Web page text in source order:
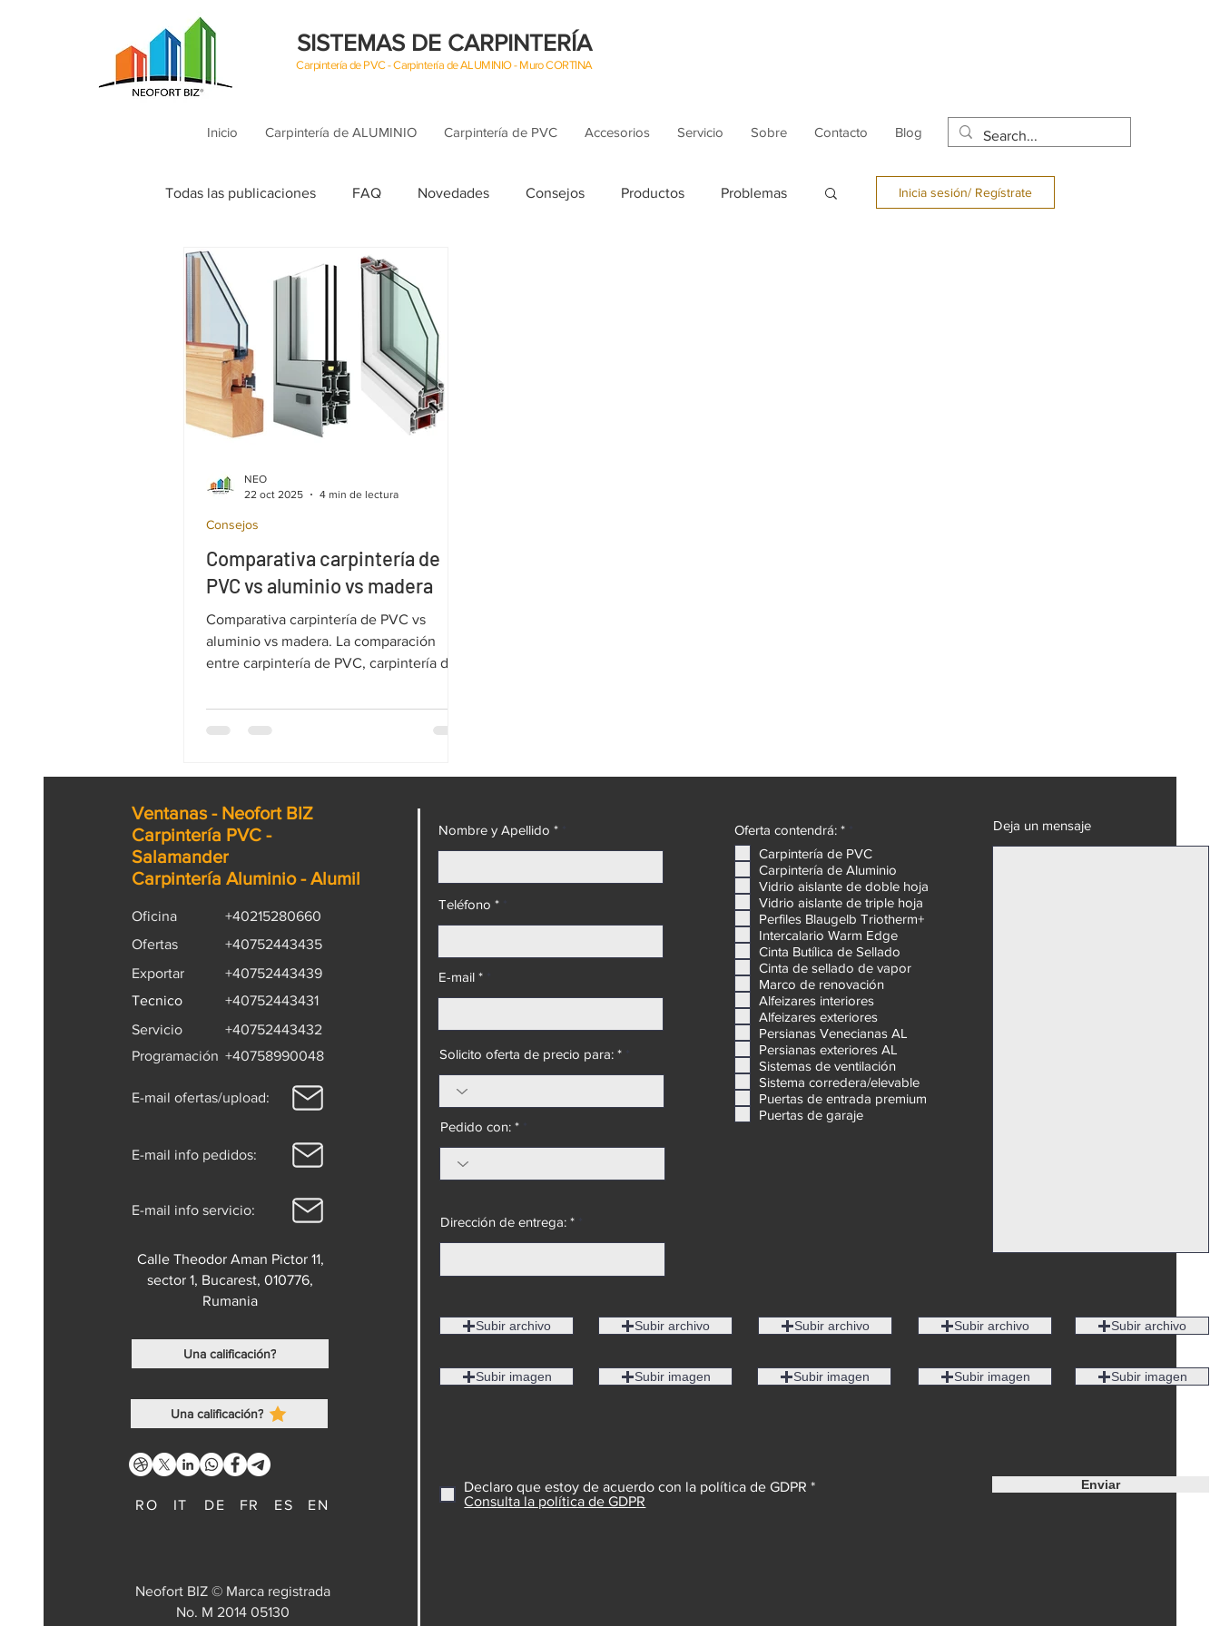
SISTEMAS DE CARPINTERÍA
Carpintería de PVC - Carpintería de ALUMINIO - Muro CORTINA
Inicio Carpintería de ALUMINIO Carpintería de PVC Accesorios Servicio Sobre Contacto Blog
Todas las publicaciones FAQ Novedades Consejos Productos Problemas Inicia sesión/ Regístrate
Comparativa carpintería de
PVC vs aluminio vs madera
Comparativa carpintería de PVC vs
aluminio vs madera. La comparación
entre carpintería de PVC, carpintería de
absolutamente clave para tomar una
decisión informada cuando hablamos de
específicas, que detallaré a continuación,
usando cifras e indicadores relevantes.
Consejos
NEO
22 oct 2025
4 min de lectura
Ventanas - Neofort BIZ
Carpintería PVC -
Salamander
Carpintería Aluminio - Alumil
Oficina
+40215280660
Ofertas
+40752443435
Exportar
+40752443439
Tecnico
+40752443431
Servicio
+40752443432
Programación +40758990048
E-mail ofertas/upload:
E-mail info pedidos:
E-mail info servicio:
Calle Theodor Aman Pictor 11,
sector 1, Bucarest, 010776,
Rumania
Una calificación?
Una calificación?
RO IT DE FR ES EN
Neofort BIZ © Marca registrada
No. M 2014 05130
Nombre y Apellido *
Teléfono *
E-mail *
Solicito oferta de precio para: *
Pedido con: *
Dirección de entrega: *
Oferta contendrá: *
l
i
g
a
t
o
r
o
Carpintería de PVC
Carpintería de Aluminio
Vidrio aislante de doble hoja
Vidrio aislante de triple hoja
Perfiles Blaugelb Triotherm+
Intercalario Warm Edge
Cinta Butílica de Sellado
Cinta de sellado de vapor
Marco de renovación
Alfeizares interiores
Alfeizares exteriores
Persianas Venecianas AL
Persianas exteriores AL
Sistemas de ventilación
Sistema corredera/elevable
Puertas de entrada premium
Puertas de garaje
Deja un mensaje
Subir archivo
Subir imagen
Subir archivo
Subir imagen
Subir archivo
Subir imagen
Subir archivo
Subir imagen
Subir archivo
Subir imagen
Declaro que estoy de acuerdo con la política de GDPR *
Consulta la política de GDPR
Enviar